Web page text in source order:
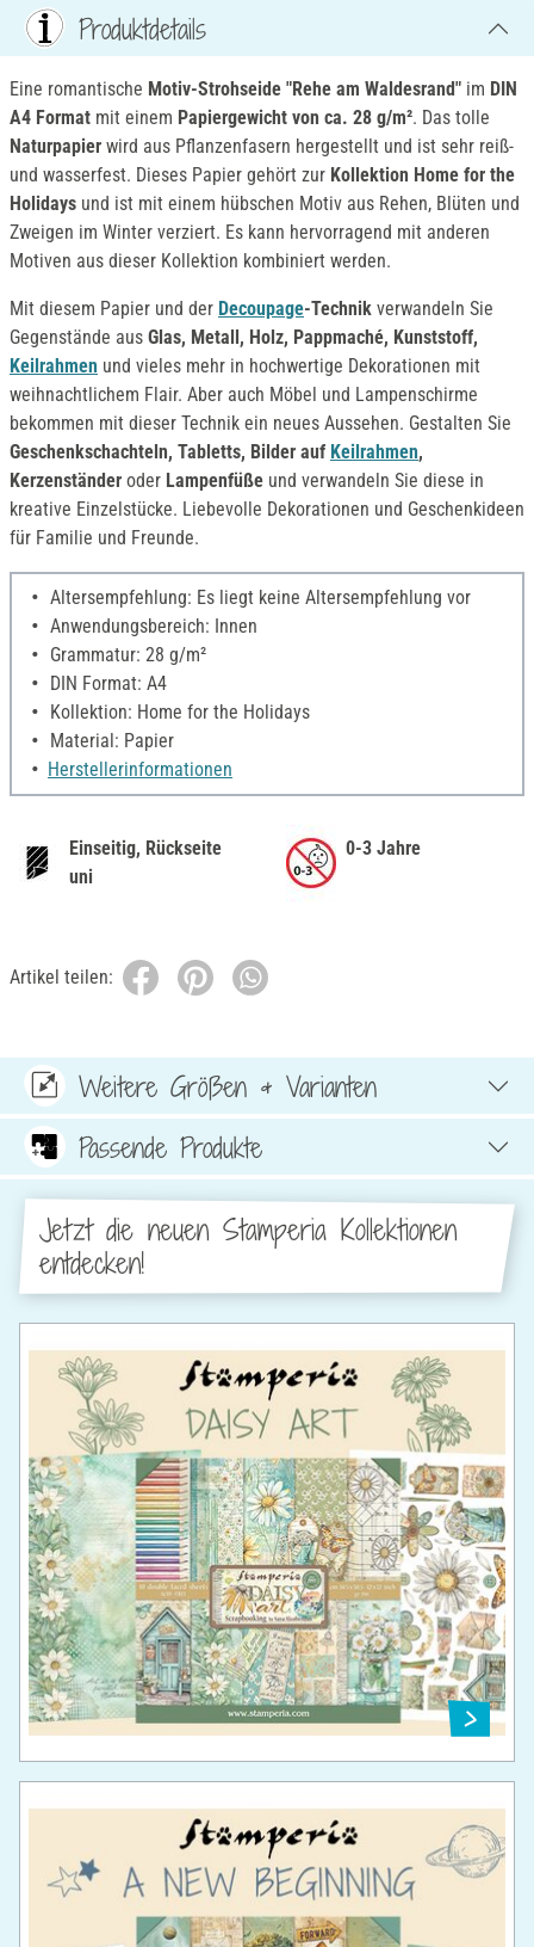
Produktdetails
Eine romantische Motiv-Strohseide "Rehe am Waldesrand" im DIN
A4 Format mit einem Papiergewicht von ca. 28 g/m². Das tolle
Naturpapier wird aus Pflanzenfasern hergestellt und ist sehr reiß-
und wasserfest. Dieses Papier gehört zur Kollektion Home for the
Holidays und ist mit einem hübschen Motiv aus Rehen, Blüten und
Zweigen im Winter verziert. Es kann hervorragend mit anderen
Motiven aus dieser Kollektion kombiniert werden.
Mit diesem Papier und der Decoupage-Technik verwandeln Sie
Gegenstände aus Glas, Metall, Holz, Pappmaché, Kunststoff,
Keilrahmen und vieles mehr in hochwertige Dekorationen mit
weihnachtlichem Flair. Aber auch Möbel und Lampenschirme
bekommen mit dieser Technik ein neues Aussehen. Gestalten Sie
Geschenkschachteln, Tabletts, Bilder auf Keilrahmen,
Kerzenständer oder Lampenfüße und verwandeln Sie diese in
kreative Einzelstücke. Liebevolle Dekorationen und Geschenkideen
für Familie und Freunde.
Altersempfehlung: Es liegt keine Altersempfehlung vor
Anwendungsbereich: Innen
Grammatur: 28 g/m²
DIN Format: A4
Kollektion: Home for the Holidays
Material: Papier
Herstellerinformationen
Einseitig, Rückseite
uni
0-3 Jahre
Artikel teilen:
Weitere Größen & Varianten
Passende Produkte
Jetzt die neuen Stamperia Kollektionen
entdecken!